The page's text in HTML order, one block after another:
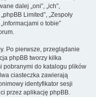
dalej „oni”, „ich”,
Limited”, „Zespoły
o tobie”
Po pierwsze, przeglądanie
phpBB tworzy kilka
pobranymi do katalogu plików
ciasteczka zawierają
identyfikator sesji
przez aplikację phpBB.